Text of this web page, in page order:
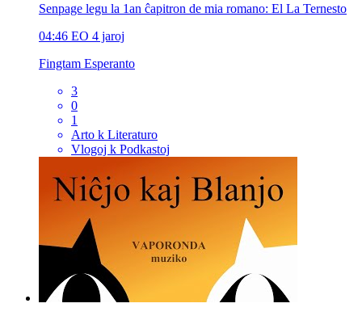
Senpage legu la 1an ĉapitron de mia romano: El La Ternesto
04:46 EO 4 jaroj
Fingtam Esperanto
3
0
1
Arto k Literaturo
Vlogoj k Podkastoj